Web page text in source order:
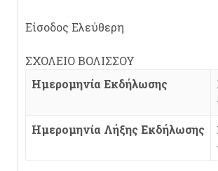
Είσοδος Ελεύθερη
ΣΧΟΛΕΙΟ ΒΟΛΙΣΣΟΥ
Ημερομηνία Εκδήλωσης
Ημερομηνία Λήξης Εκδήλωσης